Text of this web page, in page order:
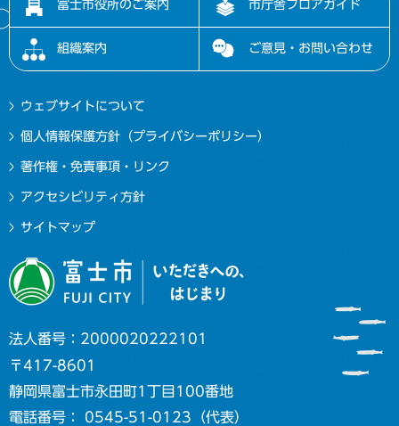
富士市役所のご案内 市庁舎フロアガイド
組織案内 ご意見・お問い合わせ
ウェブサイトについて
個人情報保護方針（プライバシーポリシー）
著作権・免責事項・リンク
アクセシビリティ方針
サイトマップ
法人番号：2000020222101
〒417-8601
静岡県富士市永田町1丁目100番地
電話番号： 0545-51-0123（代表）